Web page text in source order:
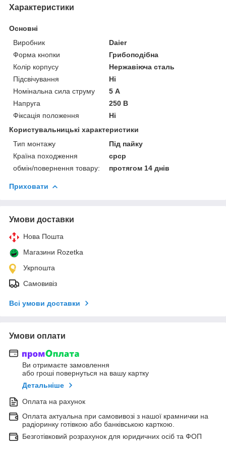
Характеристики
Основні
Виробник
Daier
Форма кнопки
Грибоподібна
Колір корпусу
Нержавіюча сталь
Підсвічування
Ні
Номінальна сила струму
5 А
Напруга
250 В
Фіксація положення
Ні
Користувальницькі характеристики
Тип монтажу
Під пайку
Країна походження
срср
обмін/повернення товару:
протягом 14 днів
Приховати
Умови доставки
Нова Пошта
Магазини Rozetka
Укрпошта
Самовивіз
Всі умови доставки
Умови оплати
Ви отримаєте замовлення
або гроші повернуться на вашу картку
Детальніше
Оплата на рахунок
Оплата актуальна при самовивозі з нашої крамнички на
радіоринку готівкою або банківською карткою.
Безготівковий розрахунок для юридичних осіб та ФОП